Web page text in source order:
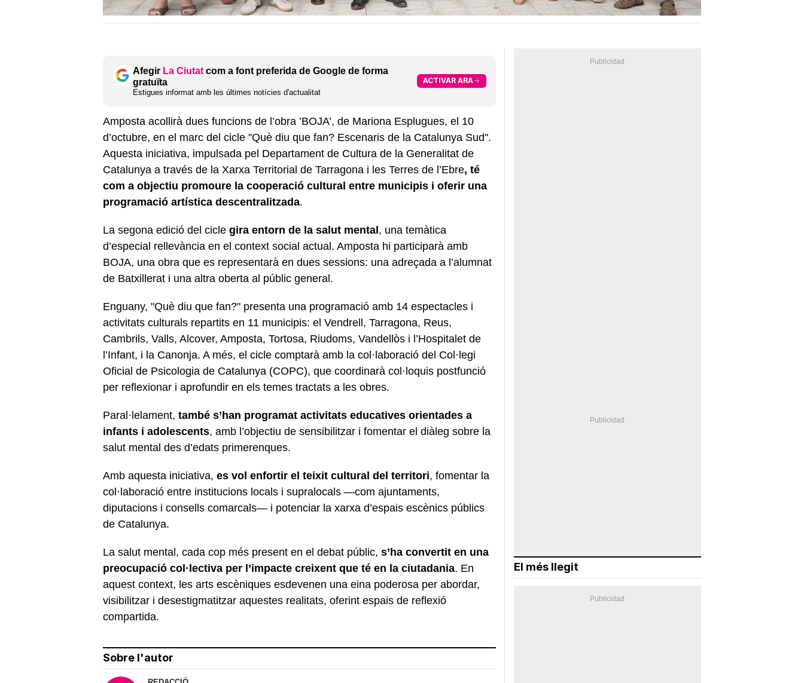
Afegir La Ciutat com a font preferida de Google de forma
gratuïta
Estigues informat amb les últimes notícies d'actualitat
ACTIVAR ARA
Amposta acollirà dues funcions de l’obra ’BOJA’, de Mariona Esplugues, el 10
d’octubre, en el marc del cicle "Què diu que fan? Escenaris de la Catalunya Sud".
Aquesta iniciativa, impulsada pel Departament de Cultura de la Generalitat de
Catalunya a través de la Xarxa Territorial de Tarragona i les Terres de l’Ebre, té
com a objectiu promoure la cooperació cultural entre municipis i oferir una
programació artística descentralitzada.
La segona edició del cicle gira entorn de la salut mental, una temàtica
d’especial rellevància en el context social actual. Amposta hi participarà amb
BOJA, una obra que es representarà en dues sessions: una adreçada a l’alumnat
de Batxillerat i una altra oberta al públic general.
Enguany, "Què diu que fan?" presenta una programació amb 14 espectacles i
activitats culturals repartits en 11 municipis: el Vendrell, Tarragona, Reus,
Cambrils, Valls, Alcover, Amposta, Tortosa, Riudoms, Vandellòs i l’Hospitalet de
l’Infant, i la Canonja. A més, el cicle comptarà amb la col·laboració del Col·legi
Oficial de Psicologia de Catalunya (COPC), que coordinarà col·loquis postfunció
per reflexionar i aprofundir en els temes tractats a les obres.
Paral·lelament, també s’han programat activitats educatives orientades a
infants i adolescents, amb l’objectiu de sensibilitzar i fomentar el diàleg sobre la
salut mental des d’edats primerenques.
Amb aquesta iniciativa, es vol enfortir el teixit cultural del territori, fomentar la
col·laboració entre institucions locals i supralocals —com ajuntaments,
diputacions i consells comarcals— i potenciar la xarxa d’espais escènics públics
de Catalunya.
La salut mental, cada cop més present en el debat públic, s’ha convertit en una
preocupació col·lectiva per l’impacte creixent que té en la ciutadania. En
aquest context, les arts escèniques esdevenen una eina poderosa per abordar,
visibilitzar i desestigmatitzar aquestes realitats, oferint espais de reflexió
compartida.
Sobre l'autor
El més llegit